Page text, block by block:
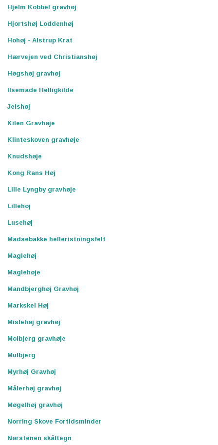
Hjelm Kobbel gravhøj
Hjortshøj Loddenhøj
Hohøj - Alstrup Krat
Hærvejen ved Christianshøj
Høgshøj gravhøj
Ilsemade Helligkilde
Jelshøj
Kilen Gravhøje
Klinteskoven gravhøje
Knudshøje
Kong Rans Høj
Lille Lyngby gravhøje
Lillehøj
Lusehøj
Madsebakke helleristningsfelt
Maglehøj
Maglehøje
Mandbjerghøj Gravhøj
Markskel Høj
Mislehøj gravhøj
Molbjerg gravhøje
Mulbjerg
Myrhøj Gravhøj
Målerhøj gravhøj
Møgelhøj gravhøj
Norring Skove Fortidsminder
Nørstenen skåltegn